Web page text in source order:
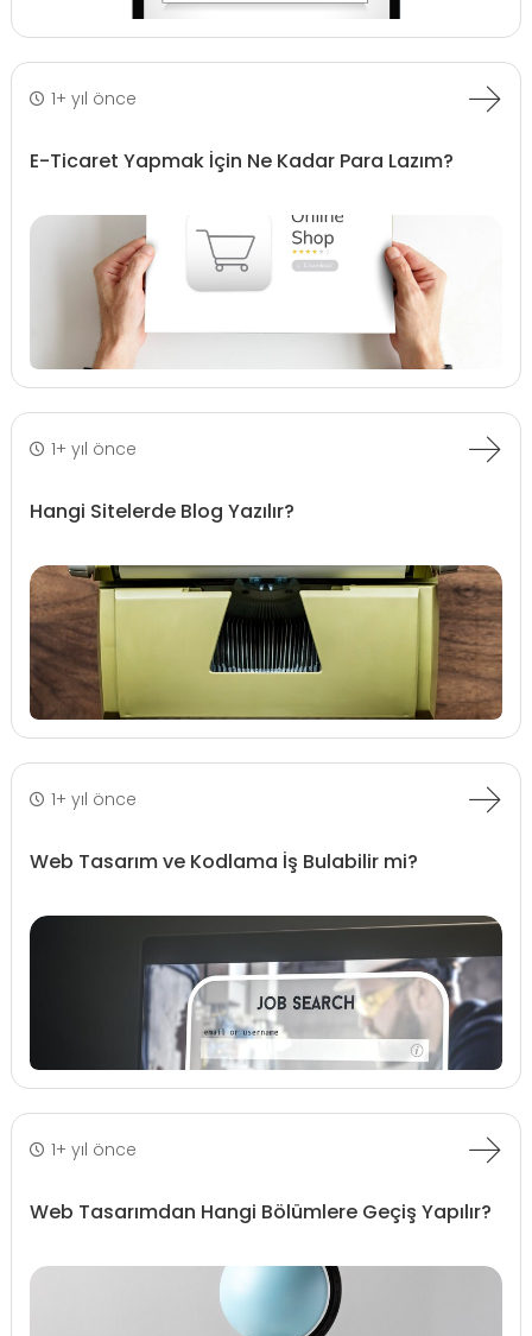
1+ yıl önce
E-Ticaret Yapmak İçin Ne Kadar Para Lazım?
1+ yıl önce
Hangi Sitelerde Blog Yazılır?
1+ yıl önce
Web Tasarım ve Kodlama İş Bulabilir mi?
1+ yıl önce
Web Tasarımdan Hangi Bölümlere Geçiş Yapılır?